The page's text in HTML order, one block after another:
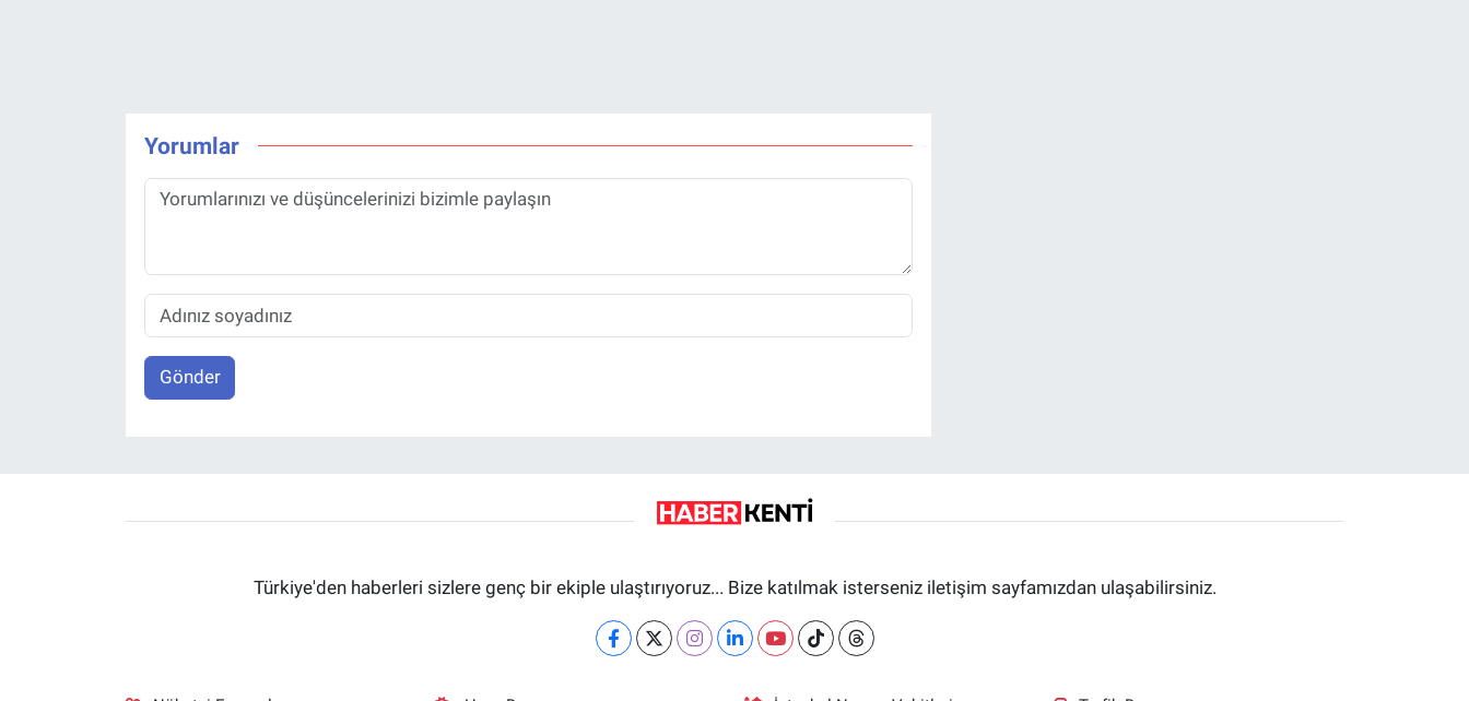
Yorumlar
Gönder
Türkiye'den haberleri sizlere genç bir ekiple ulaştırıyoruz... Bize katılmak isterseniz iletişim sayfamızdan ulaşabilirsiniz.